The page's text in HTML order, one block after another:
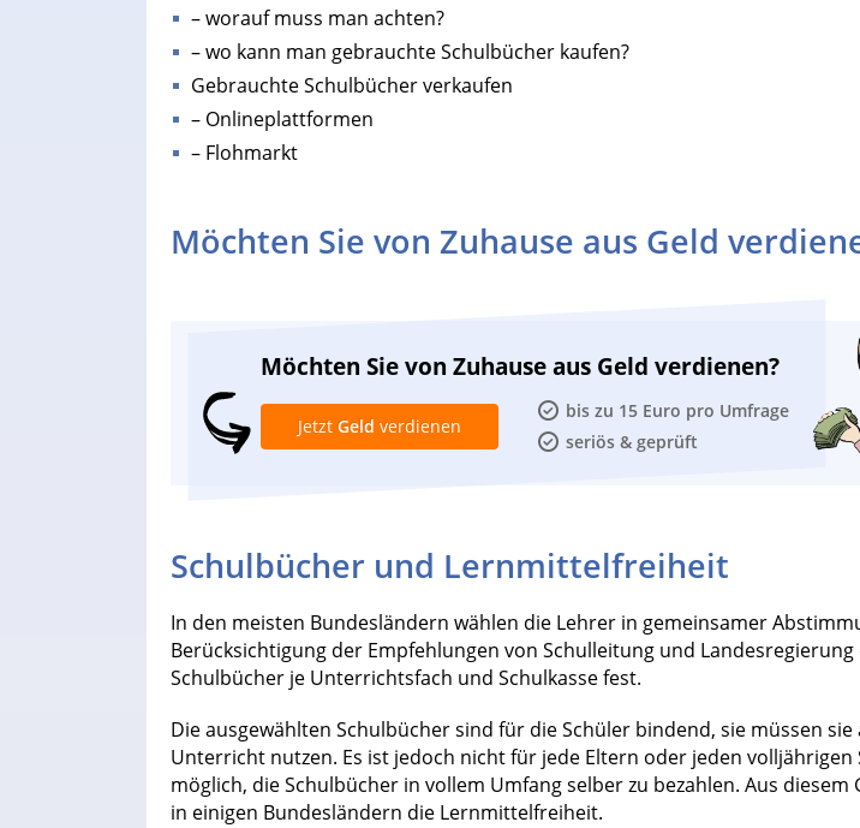
– worauf muss man achten?
– wo kann man gebrauchte Schulbücher kaufen?
Gebrauchte Schulbücher verkaufen
– Onlineplattformen
– Flohmarkt
Möchten Sie von Zuhause aus Geld
Möchten Sie von Zuhause aus Geld verdienen?
bis zu 15 Euro pro Umfrage
seriös & geprüft
Jetzt Geld verdienen
Schulbücher und Lernmittelfreiheit
In den meisten Bundesländern wählen die Lehrer in gemeinsamer
Berücksichtigung der Empfehlungen von Schulleitung und Landesregierung
Schulbücher je Unterrichtsfach und Schulkasse fest.
Die ausgewählten Schulbücher sind für die Schüler bindend, sie müssen sie
Unterricht nutzen. Es ist jedoch nicht für jede Eltern oder jeden volljährigen
möglich, die Schulbücher in vollem Umfang selber zu bezahlen. Aus diesem
in einigen Bundesländern die Lernmittelfreiheit.
Heimarbeit ohne PC:
Geld verdienen als